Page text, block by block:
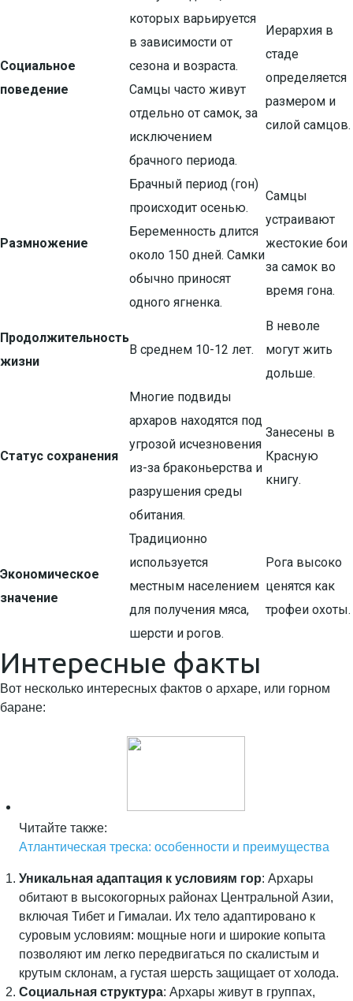
Социальное
поведение
которых варьируется
в зависимости от
сезона и возраста.
Самцы часто живут
отдельно от самок, за
исключением
брачного периода.
Иерархия в
стаде
определяется
размером и
силой самцов.
Размножение
Брачный период (гон)
происходит осенью.
Беременность длится
около 150 дней. Самки
обычно приносят
одного ягненка.
Самцы
устраивают
жестокие бои
за самок во
время гона.
Продолжительность
жизни
В среднем 10-12 лет.
В неволе
могут жить
дольше.
Статус сохранения
Многие подвиды
архаров находятся под
угрозой исчезновения
из-за браконьерства и
разрушения среды
обитания.
Занесены в
Красную
книгу.
Экономическое
значение
Традиционно
используется
местным населением
для получения мяса,
шерсти и рогов.
Рога высоко
ценятся как
трофеи охоты.
Интересные факты
Вот несколько интересных фактов о архаре, или горном
баране:
Читайте также:
Атлантическая треска: особенности и преимущества
Уникальная адаптация к условиям гор: Архары
обитают в высокогорных районах Центральной Азии,
включая Тибет и Гималаи. Их тело адаптировано к
суровым условиям: мощные ноги и широкие копыта
позволяют им легко передвигаться по скалистым и
крутым склонам, а густая шерсть защищает от холода.
Социальная структура: Архары живут в группах,